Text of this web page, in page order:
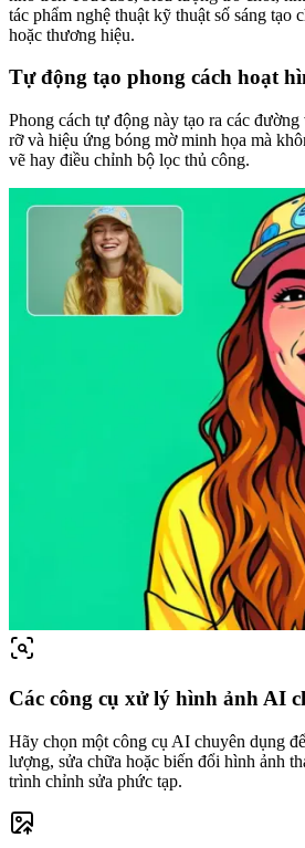
tác phẩm nghệ thuật kỹ thuật số sáng tạo
hoặc thương hiệu.
Tự động tạo phong cách hoạt
Phong cách tự động này tạo ra các đường
rỡ và hiệu ứng bóng mờ minh họa mà
vẽ hay điều chỉnh bộ lọc thủ công.
Các công cụ xử lý hình ảnh AI
Hãy chọn một công cụ AI chuyên dụng
lượng, sửa chữa hoặc biến đổi hình ảnh
trình chỉnh sửa phức tạp.